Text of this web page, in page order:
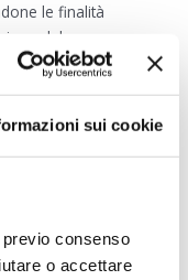
sui cookie
consenso
o accettare
le finalità
del nuovo
Angelo